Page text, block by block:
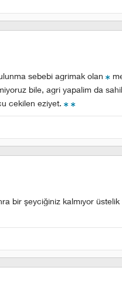
sebebi agrimak olan
bile, agri yapalim da
cekilen eziyet.
bir şeyciğiniz kalmıyor üstelik